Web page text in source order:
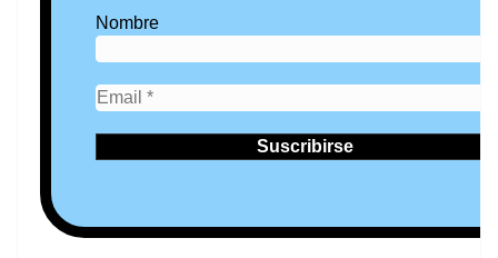
Nombre